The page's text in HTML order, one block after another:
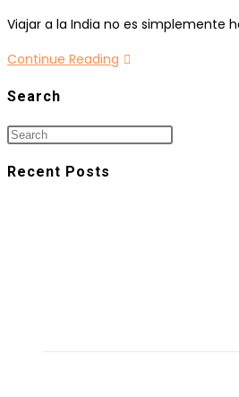
Viajar a la India no es simplemente
Continue Reading
Search
Recent Posts